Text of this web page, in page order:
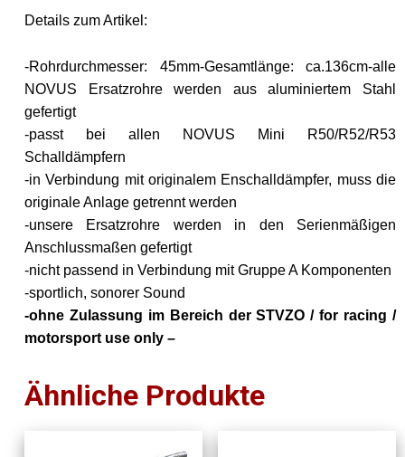
Details zum Artikel:
-Rohrdurchmesser: 45mm-Gesamtlänge: ca.136cm-alle
NOVUS Ersatzrohre werden aus aluminiertem Stahl
gefertigt
-passt bei allen NOVUS Mini R50/R52/R53
Schalldämpfern
-in Verbindung mit originalem Enschalldämpfer, muss die
originale Anlage getrennt werden
-unsere Ersatzrohre werden in den Serienmäßigen
Anschlussmaßen gefertigt
-nicht passend in Verbindung mit Gruppe A Komponenten
-sportlich, sonorer Sound
-ohne Zulassung im Bereich der STVZO / for racing /
motorsport use only –
Ähnliche Produkte